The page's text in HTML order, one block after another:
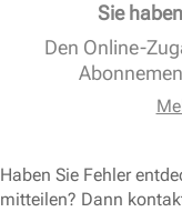
Sie
Den Online-
Haben Sie Fehler
mitteilen? Dann